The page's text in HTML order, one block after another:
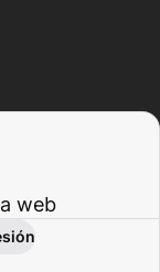
web